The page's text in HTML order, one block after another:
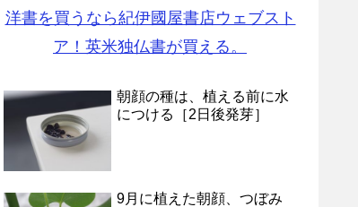
洋書を買うなら紀伊國屋書店ウェブスト
ア！英米独仏書が買える。
朝顔の種は、植える前に水
につける［2日後発芽］
9月に植えた朝顔、つぼみ